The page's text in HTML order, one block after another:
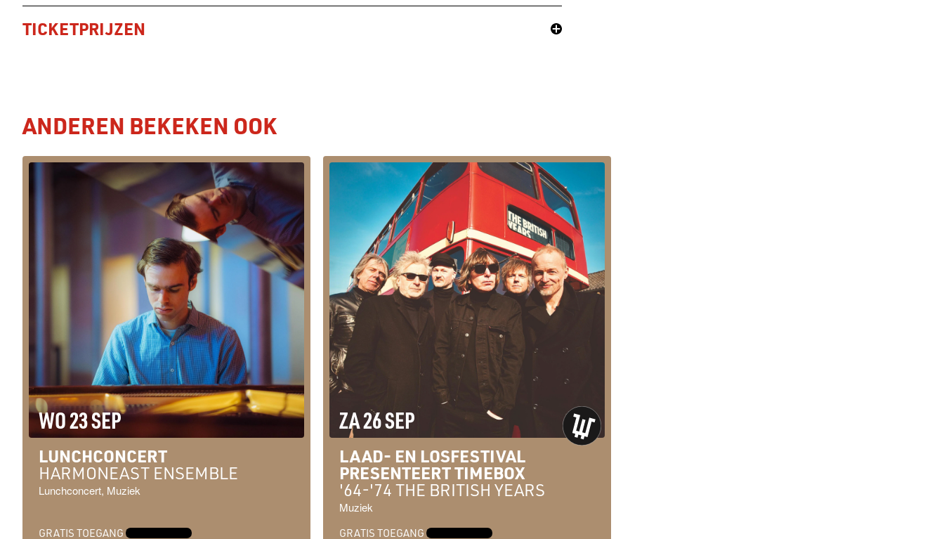
TICKETPRIJZEN
ANDEREN BEKEKEN OOK
WO 23 SEP
LUNCHCONCERT
HARMONEAST ENSEMBLE
Lunchconcert, Muziek
GRATIS TOEGANGMEER INFO →
ZA 26 SEP
LAAD- EN LOSFESTIVAL
PRESENTEERT TIMEBOX
'64-'74 THE BRITISH YEARS
Muziek
GRATIS TOEGANGMEER INFO →